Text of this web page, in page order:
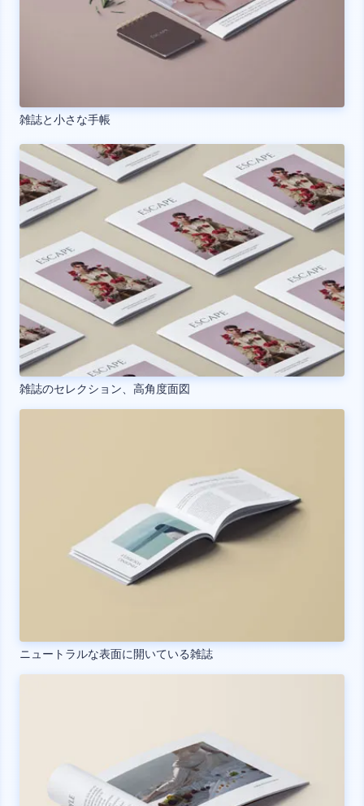
雑誌と小さな手帳
雑誌のセレクション、高角度面図
ニュートラルな表面に開いている雑誌